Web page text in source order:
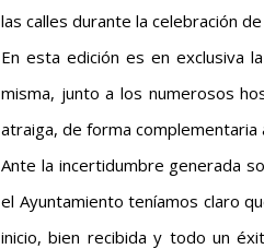
las calles durante la celebración
En esta edición es en exclusiva
misma, junto a los numerosos
atraiga, de forma
Ante la incertidumbre generada
el Ayuntamiento teníamos claro
inicio, bien recibida y todo un